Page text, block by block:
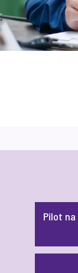
Pilot